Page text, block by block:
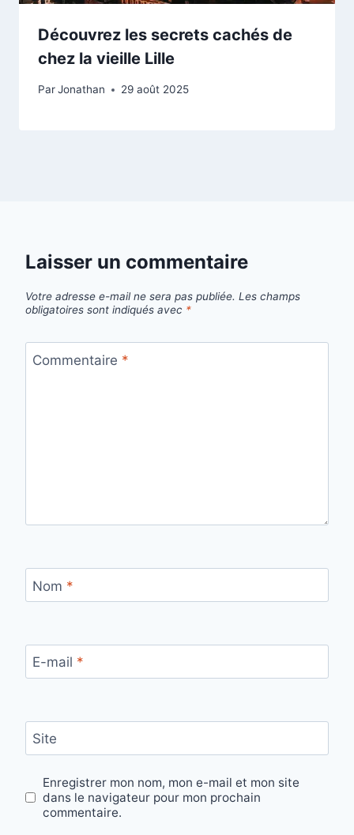
Découvrez les secrets cachés de
chez la vieille Lille
ParJonathan 29 août 2025
Laisser un commentaire
Votre adresse e-mail ne sera pas publiée. Les champs
obligatoires sont indiqués avec *
Commentaire *
Nom *
E-mail *
Site
Enregistrer mon nom, mon e-mail et mon site
dans le navigateur pour mon prochain
commentaire.